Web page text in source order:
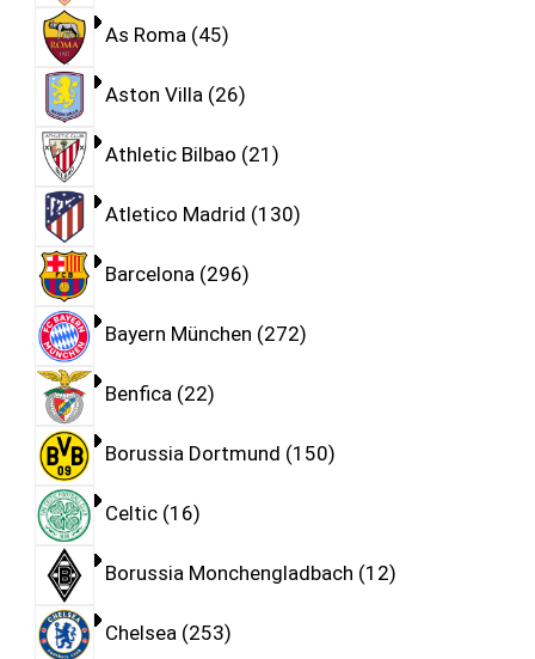
As Roma 45
Aston Villa 26
Athletic Bilbao 21
Atletico Madrid 130
Barcelona 296
Bayern München 272
Benfica 22
Borussia Dortmund 150
Celtic 16
Borussia Monchengladbach 12
Chelsea 253